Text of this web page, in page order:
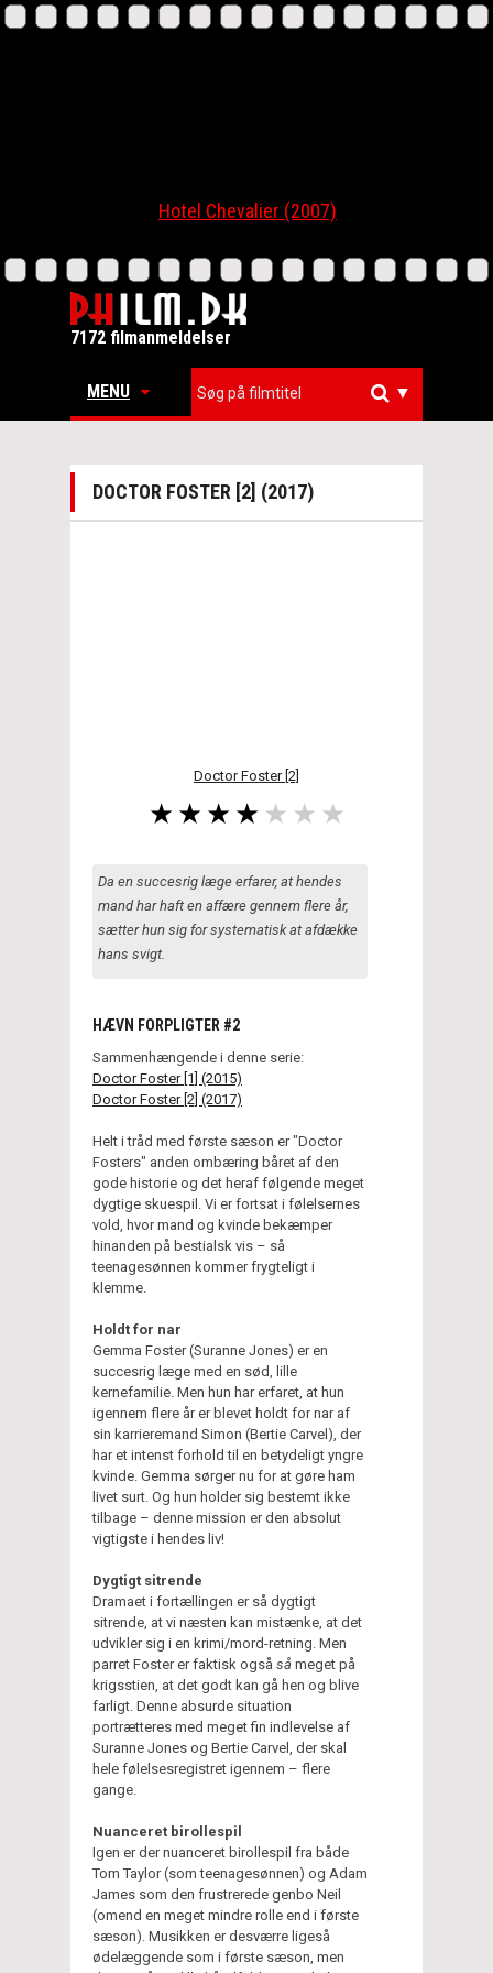
Hotel Chevalier (2007)
7172 filmanmeldelser
MENU ▼
DOCTOR FOSTER [2] (2017)
Doctor Foster [2]
Da en succesrig læge erfarer, at hendes
mand har haft en affære gennem flere år,
sætter hun sig for systematisk at afdække
hans svigt.
HÆVN FORPLIGTER #2
Sammenhængende i denne serie:
Doctor Foster [1] (2015)
Doctor Foster [2] (2017)
Helt i tråd med første sæson er "Doctor
Fosters" anden ombæring båret af den
gode historie og det heraf følgende meget
dygtige skuespil. Vi er fortsat i følelsernes
vold, hvor mand og kvinde bekæmper
hinanden på bestialsk vis – så
teenagesønnen kommer frygteligt i
klemme.
Holdt for nar
Gemma Foster (Suranne Jones) er en
succesrig læge med en sød, lille
kernefamilie. Men hun har erfaret, at hun
igennem flere år er blevet holdt for nar af
sin karrieremand Simon (Bertie Carvel), der
har et intenst forhold til en betydeligt yngre
kvinde. Gemma sørger nu for at gøre ham
livet surt. Og hun holder sig bestemt ikke
tilbage – denne mission er den absolut
vigtigste i hendes liv!
Dygtigt sitrende
Dramaet i fortællingen er så dygtigt
sitrende, at vi næsten kan mistænke, at det
udvikler sig i en krimi/mord-retning. Men
parret Foster er faktisk også så meget på
krigsstien, at det godt kan gå hen og blive
farligt. Denne absurde situation
portrætteres med meget fin indlevelse af
Suranne Jones og Bertie Carvel, der skal
hele følelsesregistret igennem – flere
gange.
Nuanceret birollespil
Igen er der nuanceret birollespil fra både
Tom Taylor (som teenagesønnen) og Adam
James som den frustrerede genbo Neil
(omend en meget mindre rolle end i første
sæson). Musikken er desværre ligeså
ødelæggende som i første sæson, men